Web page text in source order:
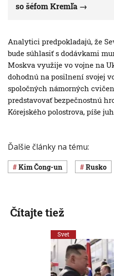
so šéfom Kremľa
Analytici predpokladajú, že
bude súhlasiť s dodávkami
Moskva využije vo vojne na
dohodnú na posilnení svojej
spoločných námorných
predstavovať bezpečnostnú
Kórejského polostrova, píše
Ďalšie články na tému:
Kim Čong-un Rusko
Čítajte tiež
Svet